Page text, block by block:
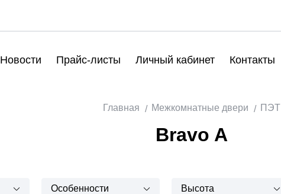
Новости Прайс-листы Личный кабинет Контакты
Главная Межкомнатные двери ПЭТ
Bravo A
Особенности Высота